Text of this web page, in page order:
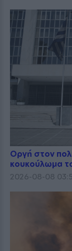
Οργή στον
κουκούλωμα
2026-08-08